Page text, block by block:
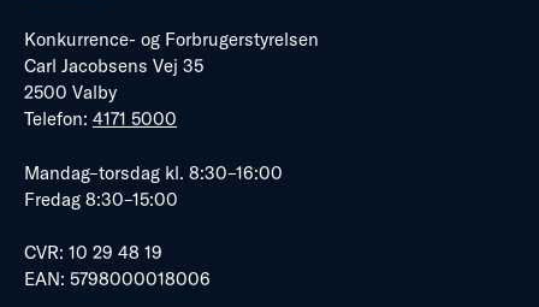
Konkurrence- og Forbrugerstyrelsen
Carl Jacobsens Vej 35
2500 Valby
Telefon: 4171 5000
Mandag–torsdag kl. 8:30–16:00
Fredag 8:30–15:00
CVR: 10 29 48 19
EAN: 5798000018006